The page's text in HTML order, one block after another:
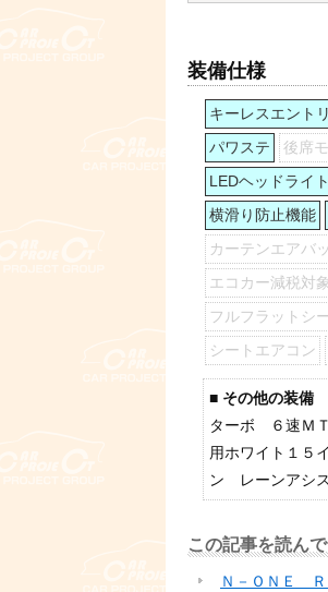
装備仕様
キーレスエント
パワステ
後席
LEDヘッドライト
横滑り防止機能
カーテンエアバ
エコカー減税対
フルフラットシ
シートエアコン
■ その他の装備
ターボ ６速Ｍ
用ホワイト１
ン レーンアシ
この記事を読ん
Ｎ－ＯＮＥ